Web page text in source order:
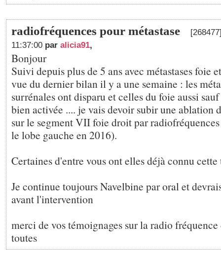
radiofréquences pour métastase
11:37:00 par alicia91,
Bonjour
Suivi depuis plus de 5 ans avec métastases foie
vue du dernier bilan il y a une semaine : les
surrénales ont disparu et celles du foie aussi
bien activée .... je vais devoir subir une ablation
sur le segment VII foie droit par
le lobe gauche en 2016).
Certaines d'entre vous ont elles déjà connu
Je continue toujours Navelbine par oral et
avant l'intervention
merci de vos témoignages sur la radio
toutes